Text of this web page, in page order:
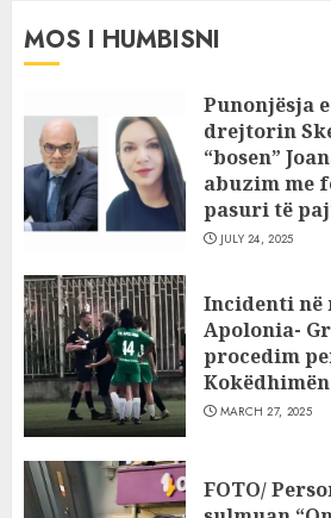
MOS I HUMBISNI
Punonjësja
drejtorin
“bosen”
abuzim me
pasuri të
JULY 24, 2025
Incidenti në
Apolonia-
procedim
MARCH 27, 2025
FOTO/